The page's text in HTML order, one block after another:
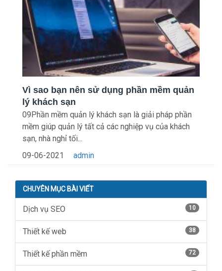
Vì sao bạn nên sử dụng phần mềm quản
lý khách sạn
09Phần mềm quản lý khách sạn là giải pháp phần
mềm giúp quản lý tất cả các nghiệp vụ của khách
sạn, nhà nghỉ tối...
09-06-2021
admin
CHUYÊN MỤC BÀI VIẾT
Dịch vụ SEO 10
Thiết kế web 38
Thiết kế phần mềm 72